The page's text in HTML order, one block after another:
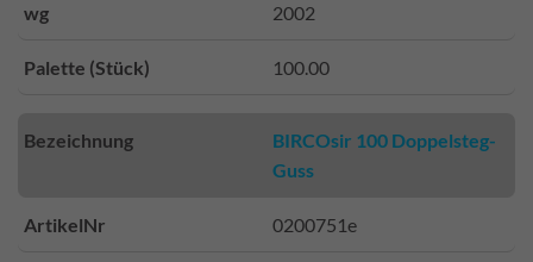
wg 2002
Palette (Stück) 100.00
Bezeichnung
BIRCOsir 100 Doppelsteg-
Guss
ArtikelNr 0200751e